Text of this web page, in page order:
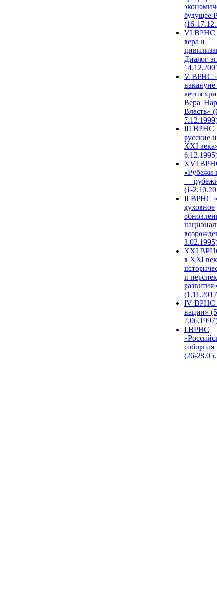
будущее
(16-
VI ВРНС
вера и
Диалог
V ВРНС
накануне
летия
Вера.
Власть»
7.12.1999)
III ВРНС
русские
XXI
6.12.1995)
XVI
«Рубежи
—
(1-
II ВРНС
духовное
3.02.1995)
XХI
в XXI
и
развития»
IV ВРНС
нации»
7.06.1997)
I ВРНС
(26-